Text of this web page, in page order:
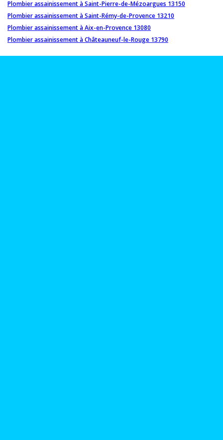
Plombier assainissement à Saint-Pierre-de-Mézoargues 13150
Plombier assainissement à Saint-Rémy-de-Provence 13210
Plombier assainissement à Aix-en-Provence 13080
Plombier assainissement à Châteauneuf-le-Rouge 13790